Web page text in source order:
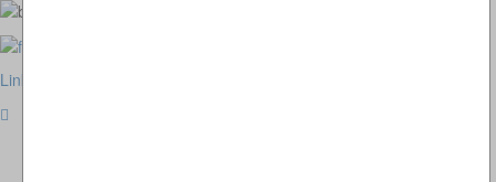
Link zur klassischen Website